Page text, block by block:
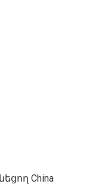
China